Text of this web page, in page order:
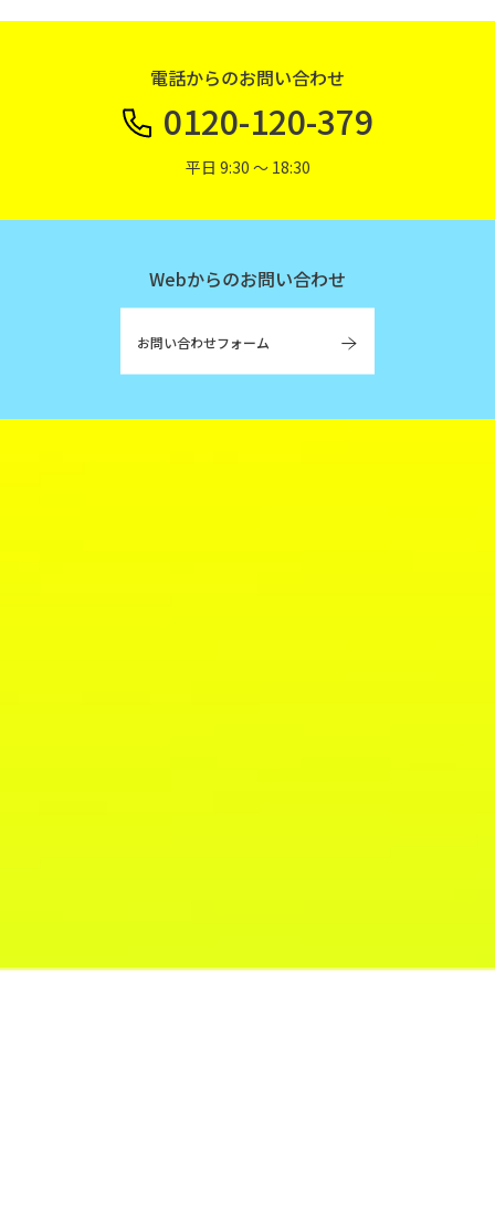
電話からのお問い合わせ
0120-120-379
平日 9:30 〜 18:30
Webからのお問い合わせ
お問い合わせフォーム